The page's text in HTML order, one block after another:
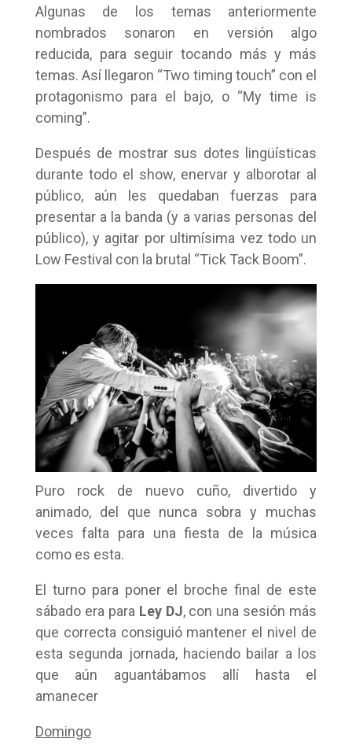
Algunas de los temas anteriormente
nombrados sonaron en versión algo
reducida, para seguir tocando más y más
temas. Así llegaron “Two timing touch” con el
protagonismo para el bajo, o “My time is
coming”.
Después de mostrar sus dotes lingüísticas
durante todo el show, enervar y alborotar al
público, aún les quedaban fuerzas para
presentar a la banda (y a varias personas del
público), y agitar por ultimísima vez todo un
Low Festival con la brutal “Tick Tack Boom”.
Puro rock de nuevo cuño, divertido y
animado, del que nunca sobra y muchas
veces falta para una fiesta de la música
como es esta.
El turno para poner el broche final de este
sábado era para Ley DJ, con una sesión más
que correcta consiguió mantener el nivel de
esta segunda jornada, haciendo bailar a los
que aún aguantábamos allí hasta el
amanecer
Domingo